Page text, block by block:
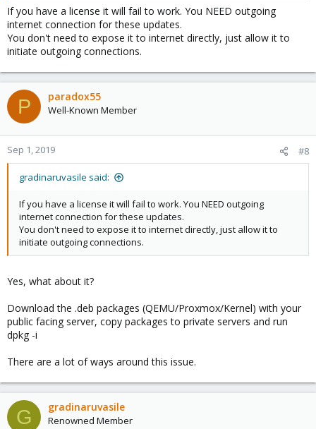
If you have a license it will fail to work. You NEED outgoing
internet connection for these updates.
You don't need to expose it to internet directly, just allow it to
initiate outgoing connections.
P paradox55
Well-Known Member
Sep 1, 2019 #8
gradinaruvasile said:
If you have a license it will fail to work. You NEED outgoing
internet connection for these updates.
You don't need to expose it to internet directly, just allow it to
initiate outgoing connections.
Yes, what about it?
Download the .deb packages (QEMU/Proxmox/Kernel) with your
public facing server, copy packages to private servers and run
dpkg -i
There are a lot of ways around this issue.
G gradinaruvasile
Renowned Member